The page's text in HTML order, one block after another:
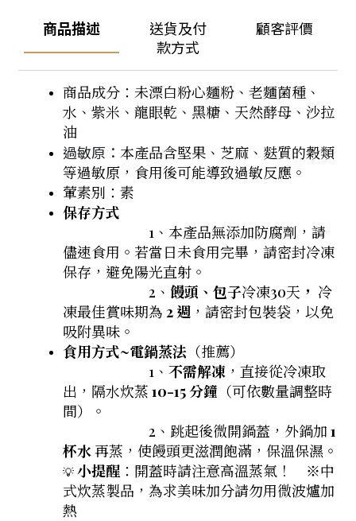
商品描述
送貨及付
款方式
顧客評價
商品成分：未漂白粉心麵粉、老麵菌種、
水、紫米、龍眼乾、黑糖、天然酵母、沙拉
油
過敏原： 本產品含堅果、芝麻、麩質的穀類
等過敏原，食用後可能導致過敏反應。
葷素別：素
保存方式
1、本產品無添加防腐劑，請
儘速食用。若當日未食用完畢，請密封冷凍
保存，避免陽光直射。
2、 饅頭、包子冷凍30天 ， 冷
凍最佳賞味期為 2 週 ，請密封包裝袋，以免
吸附異味。
食用方式~電鍋蒸法 （推薦）
1、 不需解凍 ，直接從冷凍取
出，隔水炊蒸 10-15 分鐘 （可依數量調整時
間）。
2、跳起後微開鍋蓋，外鍋加 1
杯水再蒸，使饅頭更滋潤飽滿，保溫保濕。
💡 小提醒 ：開蓋時請注意高溫蒸氣！
※中
式炊蒸製品，為求美味加分請勿用微波爐加
熱